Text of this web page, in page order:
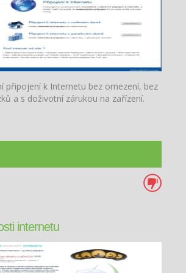
připojení k Internetu bez omezení, bez
a s doživotní zárukou na zařízení.
internetu